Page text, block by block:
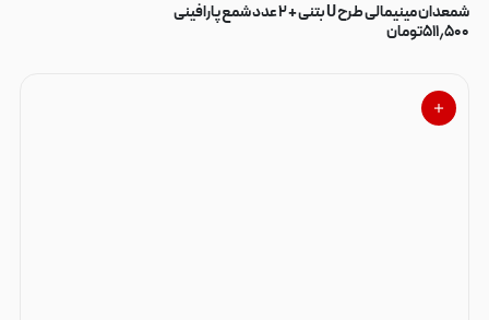
شمعدان مینیمالی طرح U بتنی + ۲ عدد شمع پارافینی
۵۱۱٫۵۰۰تومان